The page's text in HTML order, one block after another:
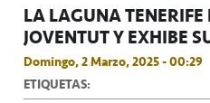
LA LAGUNA
JOVENTUT Y EXHIBE
Domingo, 2 Marzo, 2025 - 00:29
ETIQUETAS: